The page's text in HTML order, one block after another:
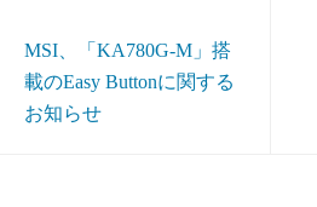
MSI、「KA780G-M」搭
載のEasy Buttonに関する
お知らせ